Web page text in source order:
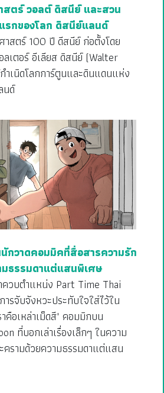
สตร์ วอลต์ ดิสนีย์ และสวน
รกของโลก ดิสนีย์แลนด์
าสตร์ 100 ปี ดีสนีย์ ก่อตั้งโดย
เตอร์ อีเลียส ดิสนีย์ (Walter
ำเนิดโลกการ์ตูนและดินแดนแห่ง
นด์
กวาดคอมมิคที่สื่อสารความรัก
มธรรมดาแต่แสนพิเศษ
วบตำแหน่ง Part Time Thai
รจับจังหวะประทับใจใส่ไว้ใน
คือเหล่าเม็ดสี" คอมมิกบน
ที่บอกเล่าเรื่องเล็กๆ ในความ
รามด้วยความธรรมดาแต่แสน